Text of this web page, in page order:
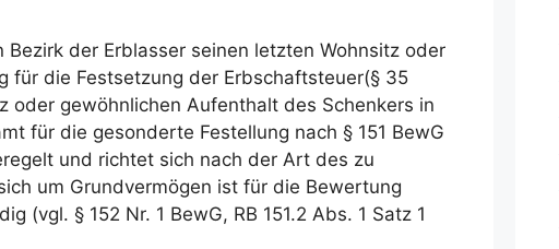
der Erblasser seinen letzten Wohnsitz oder
für die Festsetzung der Erbschaftsteuer(§ 35
oder gewöhnlichen Aufenthalt des Schenkers in
für die gesonderte Festellung nach § 151 BewG
und richtet sich nach der Art des zu
um Grundvermögen ist für die Bewertung
(vgl. § 152 Nr. 1 BewG, RB 151.2 Abs. 1 Satz 1